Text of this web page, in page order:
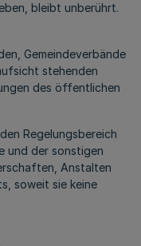
bleibt unberührt.
Gemeindeverbände
stehenden
des öffentlichen
Regelungsbereich
und der sonstigen
Anstalten
soweit sie keine